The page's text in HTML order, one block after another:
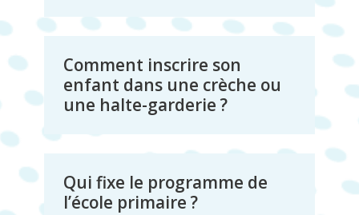
Comment inscrire son
enfant dans une crèche ou
une halte-garderie ?
Qui fixe le programme de
l’école primaire ?